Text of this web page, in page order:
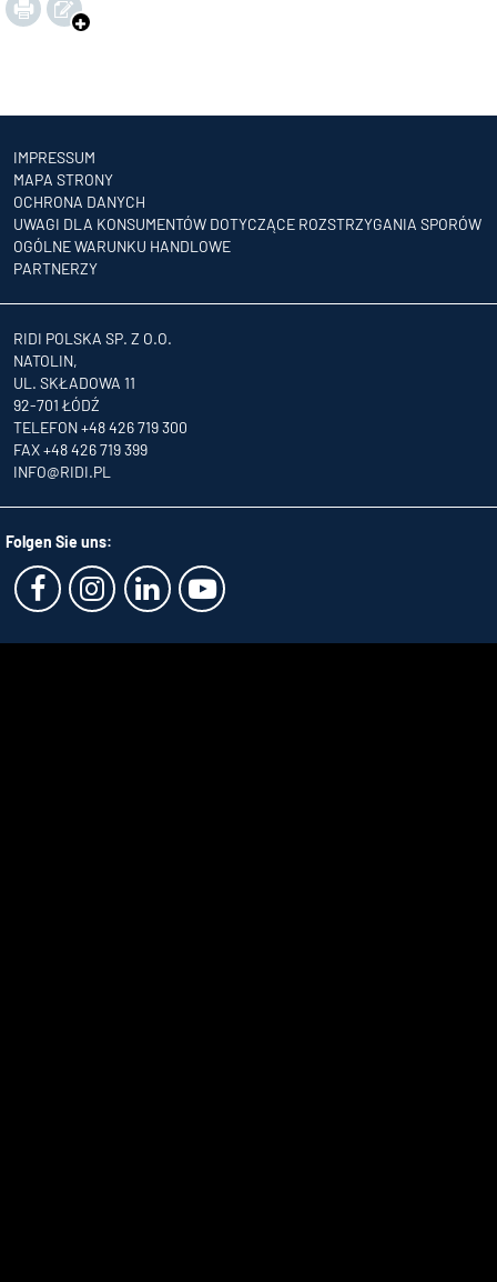
IMPRESSUM
MAPA STRONY
OCHRONA DANYCH
UWAGI DLA KONSUMENTÓW DOTYCZĄCE ROZSTRZYGANIA SPORÓW
OGÓLNE WARUNKU HANDLOWE
PARTNERZY
RIDI POLSKA SP. Z O.O.
NATOLIN,
UL. SKŁADOWA 11
92-701 ŁÓDŹ
TELEFON +48 426 719 300
FAX +48 426 719 399
INFO@RIDI.PL
Folgen Sie uns: